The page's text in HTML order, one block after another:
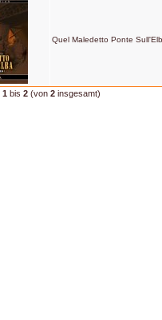
Quel Maledetto Ponte
1 bis 2 (von 2 insgesamt)